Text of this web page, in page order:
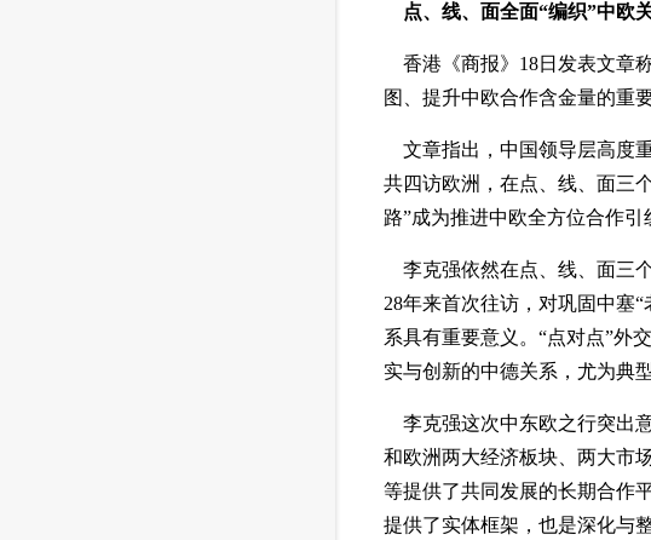
点、线、面全面“编织”中欧
香港《商报》18日发表文章
图、提升中欧合作含金量的重
文章指出，中国领导层高度
共四访欧洲，在点、线、面三
路”成为推进中欧全方位合作引
李克强依然在点、线、面三
28年来首次往访，对巩固中塞
系具有重要意义。“点对点”外
实与创新的中德关系，尤为典
李克强这次中东欧之行突出
和欧洲两大经济板块、两大市
等提供了共同发展的长期合作
提供了实体框架，也是深化与